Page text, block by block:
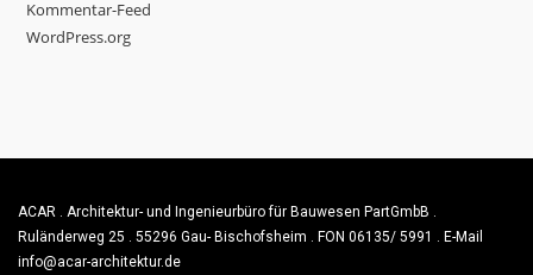
Kommentar-Feed
WordPress.org
ACAR . Architektur- und Ingenieurbüro für Bauwesen PartGmbB .
Ruländerweg 25 . 55296 Gau- Bischofsheim . FON 06135/ 5991 . E-Mail
info@acar-architektur.de